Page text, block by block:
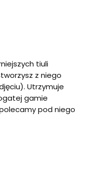
tiuli
z niego
Utrzymuje
gamie
pod niego